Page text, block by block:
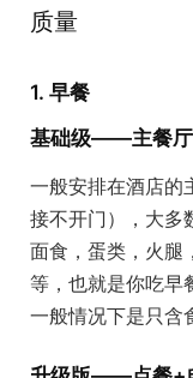
质量
1. 早餐
基础级——主餐厅
一般安排在酒店的
接不开门），大多
面食，蛋类，火腿
等，也就是你吃早
一般情况下是只含